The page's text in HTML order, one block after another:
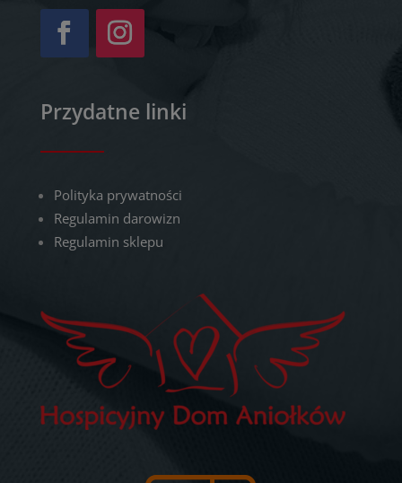
Przydatne linki
Polityka prywatności
Regulamin darowizn
Regulamin sklepu